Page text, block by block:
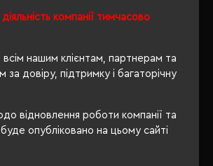
компанії тимчасово
нашим клієнтам, партнерам та
за довіру, підтримку і багаторічну
відновлення роботи компанії та
опубліковано на цьому сайті